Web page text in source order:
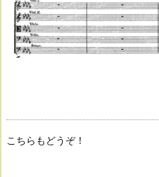
こちらもどうぞ！